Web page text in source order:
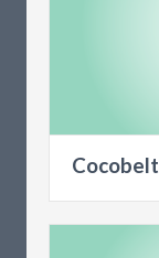
Cocobelt